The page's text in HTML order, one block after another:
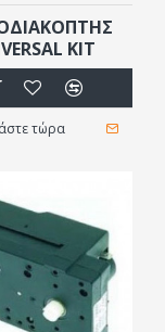
ΚΙΤ
τώρα